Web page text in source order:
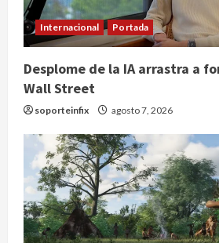
Internacional Portada
Desplome de la IA arrastra a
Wall Street
soporteinfix agosto 7, 2026
2
Nacional
Lotería Nacional
centenario de la
Scouts en
agosto 7, 2026